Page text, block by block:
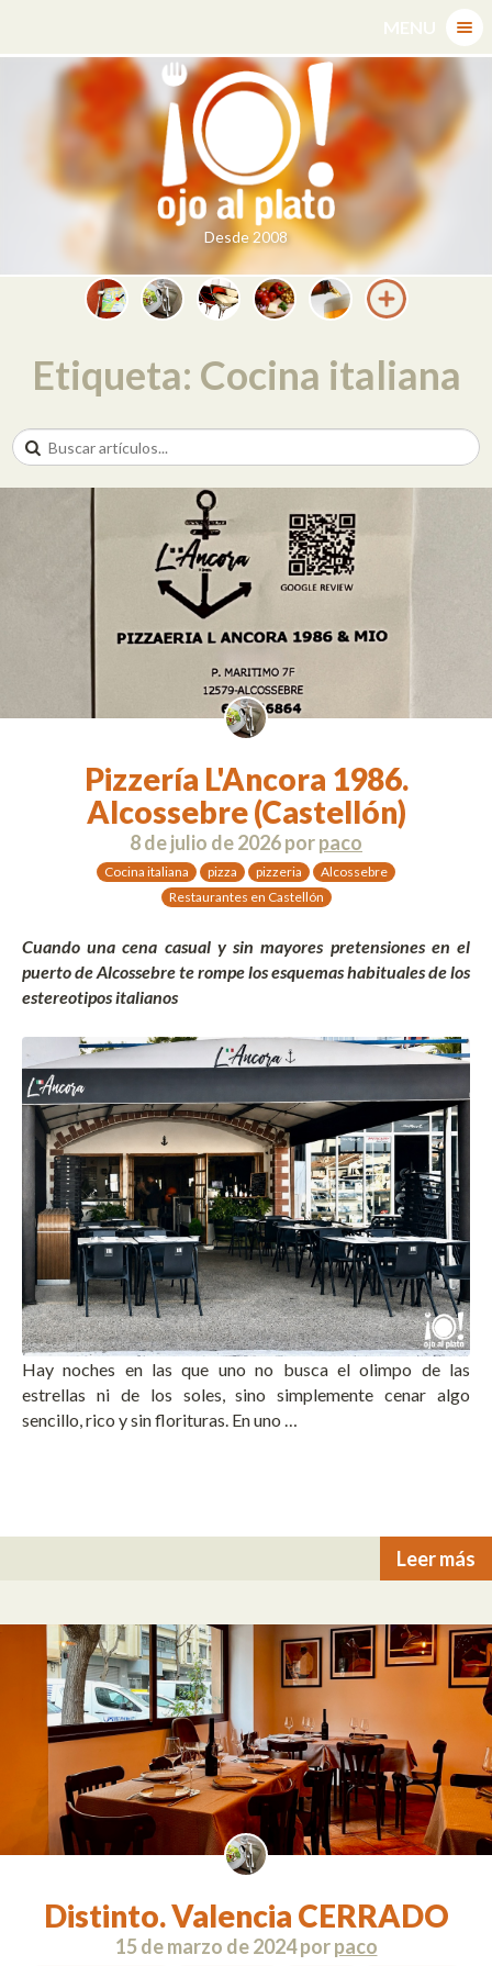
content
MENU
Desde 2008
Etiqueta: Cocina italiana
Pizzería L'Ancora 1986.
Alcossebre (Castellón)
8 de julio de 2026porpaco
Cocina italiana pizza pizzeria
Alcossebre
Restaurantes en Castellón
Cuando una cena casual y sin mayores pretensiones en el
puerto de Alcossebre te rompe los esquemas habituales de los
estereotipos italianos
Hay noches en las que uno no busca el olimpo de las
estrellas ni de los soles, sino simplemente cenar algo
sencillo, rico y sin florituras. En uno …
Leer más
Distinto. Valencia CERRADO
15 de marzo de 2024porpaco